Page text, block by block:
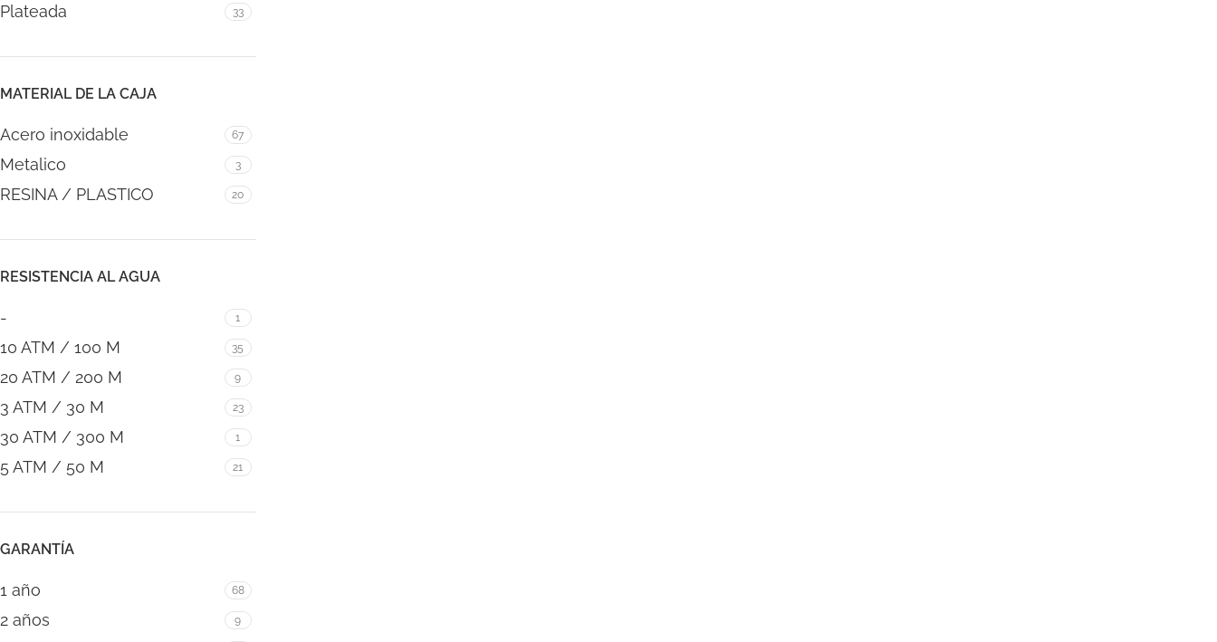
Plateada 33
MATERIAL DE LA CAJA
Acero inoxidable 67
Metalico 3
RESINA / PLASTICO 20
RESISTENCIA AL AGUA
- 1
10 ATM / 100 M 35
20 ATM / 200 M 9
3 ATM / 30 M 23
30 ATM / 300 M 1
5 ATM / 50 M 21
GARANTÍA
1 año 68
2 años 9